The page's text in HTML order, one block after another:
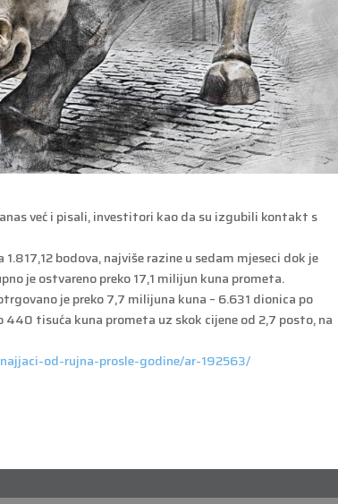
već i pisali, investitori kao da su izgubili kontakt s
bodova, najviše razine u sedam mjeseci dok je
je ostvareno preko 17,1 milijun kuna prometa.
je preko 7,7 milijuna kuna – 6.631 dionica po
tisuća kuna prometa uz skok cijene od 2,7 posto, na
od-rujna-prosle-godine/ar-192563/